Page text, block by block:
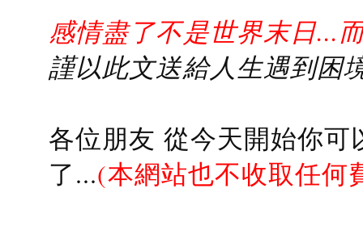
感情盡了不是世界末日...
謹以此文送給人生遇到困
各位朋友 從今天開始你
了...(本網站也不收取任何